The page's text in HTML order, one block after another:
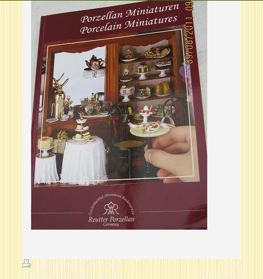
Druckversion
Sitemap
Johannes & Silvia Schnelle
Login
Webansicht